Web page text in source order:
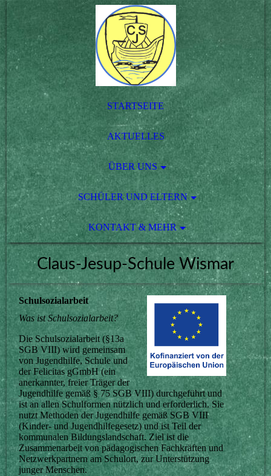
STARTSEITE
AKTUELLES
ÜBER UNS
SCHÜLER UND ELTERN
KONTAKT & MEHR
Claus-Jesup-Schule Wismar
Schulsozialarbeit
Was ist Schulsozialarbeit?
Die Schulsozialarbeit (§13a
SGB VIII) wird gemeinsam
von Jugendhilfe, Schule und
der Felicitas gGmbH (ein
anerkannter, freier Träger der
Jugendhilfe gemäß § 75 SGB VIII) durchgeführt und
ist an allen Schulformen nützlich und erforderlich. Sie
nutzt Methoden der Jugendhilfe gemäß SGB VIII
(Kinder- und Jugendhilfegesetz) und ist Teil der
kommunalen Bildungslandschaft. Ziel ist die
Zusammenarbeit von pädagogischen Fachkräften und
Netzwerkpartnern am Schulort, zur Unterstützung
junger Menschen.